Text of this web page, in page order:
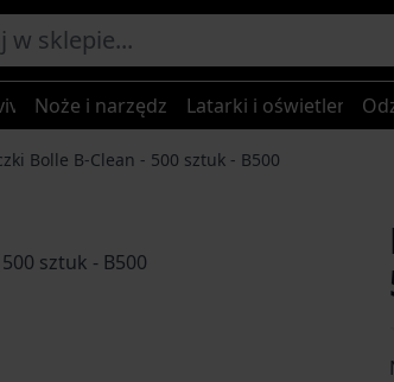
Noże i narzędzia Latarki i oświetlenie
Bolle B-Clean - 500 sztuk - B500